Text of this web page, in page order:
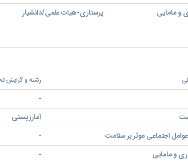
و مامایی پرستاری-هیات علمی/دانشیار
رشته و گرایش
-
آمارزیستی
اجتماعی موثر بر سلامت -
و مامایی -